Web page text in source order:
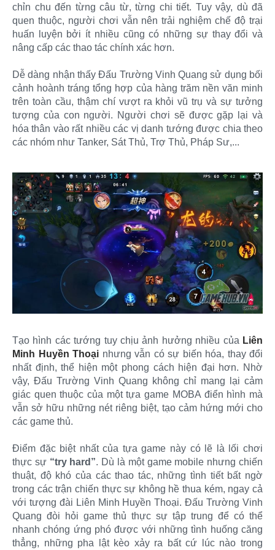
chỉn chu đến từng câu từ, từng chi tiết. Tuy vậy, dù đã
quen thuộc, người chơi vẫn nên trải nghiệm chế độ trại
huấn luyện bởi ít nhiều cũng có những sự thay đổi và
nâng cấp các thao tác chính xác hơn.
Dễ dàng nhận thấy Đấu Trường Vinh Quang sử dụng bối
cảnh hoành tráng tổng hợp của hàng trăm nền văn minh
trên toàn cầu, thậm chí vượt ra khỏi vũ trụ và sự tưởng
tượng của con người. Người chơi sẽ được gặp lại và
hóa thân vào rất nhiều các vị danh tướng được chia theo
các nhóm như Tanker, Sát Thủ, Trợ Thủ, Pháp Sư,...
Tạo hình các tướng tuy chịu ảnh hưởng nhiều của Liên
Minh Huyền Thoại nhưng vẫn có sự biến hóa, thay đổi
nhất định, thể hiện một phong cách hiện đại hơn. Nhờ
vậy, Đấu Trường Vinh Quang không chỉ mang lại cảm
giác quen thuộc của một tựa game MOBA điển hình mà
vẫn sở hữu những nét riêng biệt, tạo cảm hứng mới cho
các game thủ.
Điểm đặc biệt nhất của tựa game này có lẽ là lối chơi
thực sự “try hard”. Dù là một game mobile nhưng chiến
thuật, độ khó của các thao tác, những tình tiết bất ngờ
trong các trận chiến thực sự không hề thua kém, ngay cả
với tượng đài Liên Minh Huyền Thoại. Đấu Trường Vinh
Quang đòi hỏi game thủ thực sự tập trung để có thể
nhanh chóng ứng phó được với những tình huống căng
thẳng, những pha lật kèo xảy ra bất cứ lúc nào trong